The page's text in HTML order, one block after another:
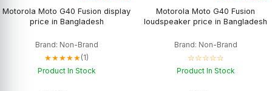
Motorola Moto G40 Fusion display
price in Bangladesh
Brand: Non-Brand
★★★★★(1)
Product In Stock
Motorola Moto G40 Fusion
loudspeaker price in Bangladesh
Brand: Non-Brand
☆☆☆☆☆
Product In Stock